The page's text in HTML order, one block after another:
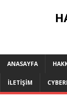
ANASAYFA
İLETIŞIM